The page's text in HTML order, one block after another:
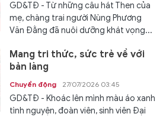
GD&TĐ - Từ những câu hát Then của
mẹ, chàng trai người Nùng Phương
Văn Đằng đã nuôi dưỡng khát vọng...
Mang tri thức, sức trẻ về với
bản làng
Chuyển động 27/07/2026 03:45
GD&TĐ - Khoác lên mình màu áo xanh
tình nguyện, đoàn viên, sinh viên Đại